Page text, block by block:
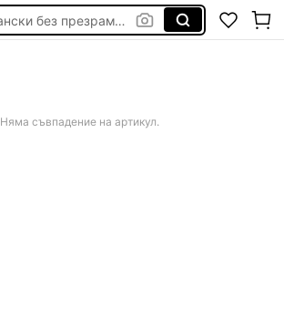
бял бански без презрамки
Няма съвпадение на артикул.